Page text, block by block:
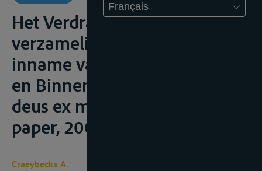
Français
Het Verdrag inzake de
verzameling, afgifte en
inname van afval in de Rijn-
en Binnenvaart in 1996: een
deus ex machina, Antwerpen,
paper, 2000;
Craeybeckx A.